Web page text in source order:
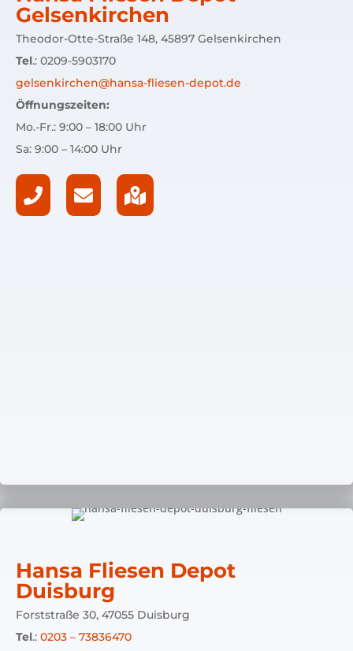
Gelsenkirchen
Theodor-Otte-Straße 148, 45897 Gelsenkirchen
Tel.: 0209-5903170
gelsenkirchen@hansa-fliesen-depot.de
Öffnungszeiten:
Mo.-Fr.: 9:00 – 18:00 Uhr
Sa: 9:00 – 14:00 Uhr
Hansa Fliesen Depot
Duisburg
Forststraße 30, 47055 Duisburg
Tel.: 0203 – 73836470